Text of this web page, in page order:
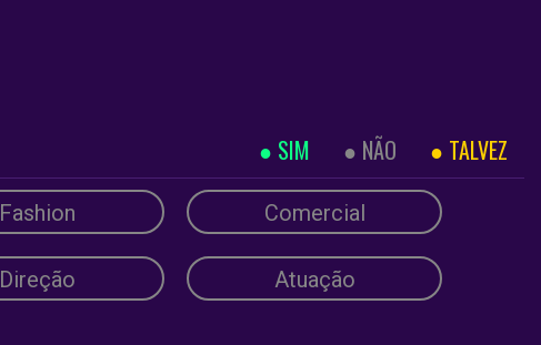
SIM NÃO TALVEZ
Fashion Comercial
Direção Atuação